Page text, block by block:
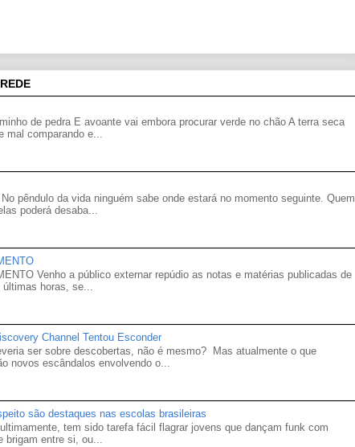
de pedra E avoante vai embora procurar verde no chão A terra seca
mal comparando e...
pêndulo da vida ninguém sabe onde estará no momento seguinte. Quem
poderá desaba...
Venho a público externar repúdio as notas e matérias publicadas de
últimas horas, se...
Channel Tentou Esconder
ser sobre descobertas, não é mesmo? Mas atualmente o que
novos escândalos envolvendo o...
são destaques nas escolas brasileiras
tem sido tarefa fácil flagrar jovens que dançam funk com
brigam entre si, ou...